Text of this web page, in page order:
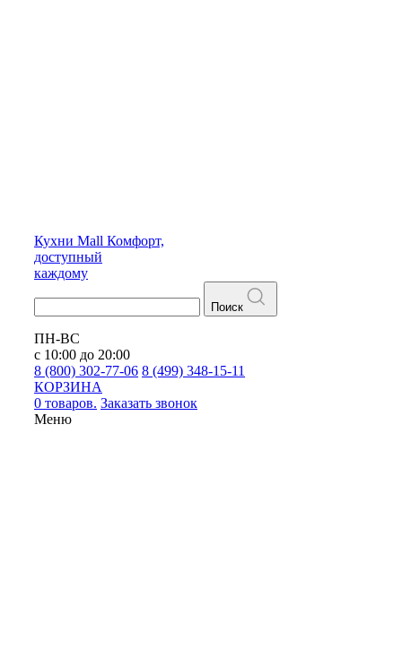
Кухни Mall Комфорт,
доступный
каждому
Поиск
ПН-ВС
с 10:00 до 20:00
8 (800) 302-77-06 8 (499) 348-15-11
КОРЗИНА
0 товаров. Заказать звонок
Меню